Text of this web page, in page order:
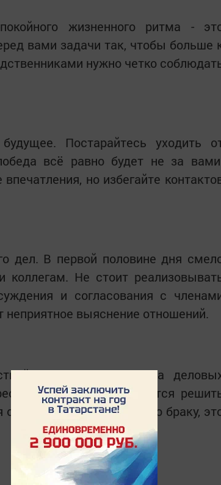
жизненного ритма -
вами задачи так, чтобы больше
нужно четко
Постарайтесь уходить
всё равно будет не за
но избегайте
дел. В первой половине дня
Не стоит
и согласования с
неприятное выяснение отношений.
и расширения круга
предложение. Удастся
с партнером по браку,